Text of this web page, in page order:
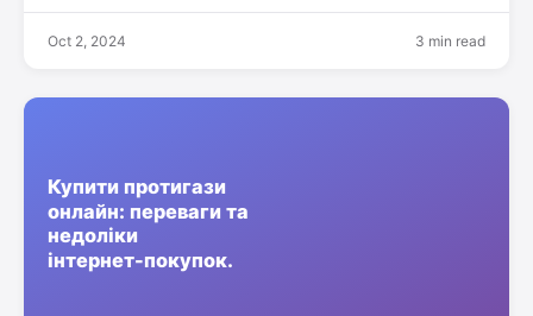
Oct 2, 2024 3 min read